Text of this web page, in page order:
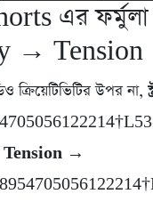
এর
→
ক্রিয়েটিভিটির উপর না,
→